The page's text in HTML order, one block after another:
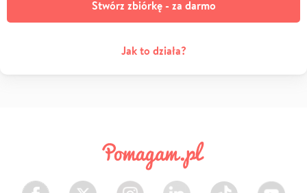
Stwórz zbiórkę - za darmo
Jak to działa?
Facebook Twitter Instagram LinkedIn TikTok Youtube